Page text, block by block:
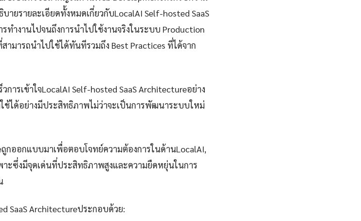
ยรายละเอียดทั้งหมดเกี่ยวกับLocalAI Self-hosted SaaS
ำงานไปจนถึงการนำไปใช้งานจริงในระบบ Production
มารถนำไปใช้ได้ทันทีรวมถึง Best Practices ที่ได้จาก
การเข้าใจLocalAI Self-hosted SaaS Architectureอย่าง
ช้ได้อย่างมีประสิทธิภาพไม่ว่าจะเป็นการพัฒนาระบบใหม่
กออกแบบมาเพื่อตอบโจทย์ความต้องการในด้านLocalAI,
าะซึ่งมีจุดเด่นที่ประสิทธิภาพสูงและความยืดหยุ่นในการ
SaaS Architectureประกอบด้วย: